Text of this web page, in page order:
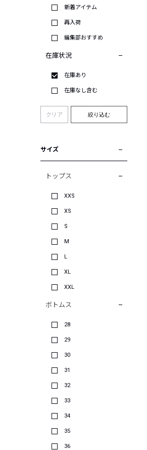
新着アイテム
再入荷
編集部おすすめ
在庫状況
在庫あり
在庫なし含む
クリア 絞り込む
サイズ
トップス
XXS
XS
S
M
L
XL
XXL
ボトムス
28
29
30
31
32
33
34
35
36